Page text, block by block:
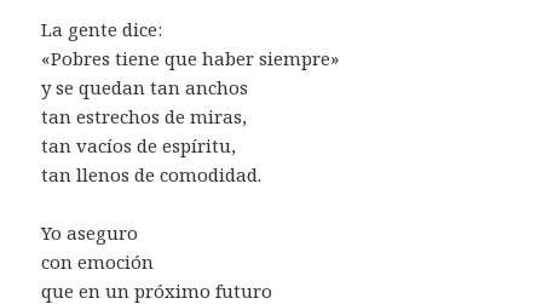
La gente dice:
«Pobres tiene que haber siempre»
y se quedan tan anchos
tan estrechos de miras,
tan vacíos de espíritu,
tan llenos de comodidad.
Yo aseguro
con emoción
que en un próximo futuro